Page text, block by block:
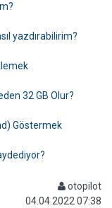
yazdırabilirim?
32 GB Olur?
Göstermek
otopilot
04.04.2022 07:38